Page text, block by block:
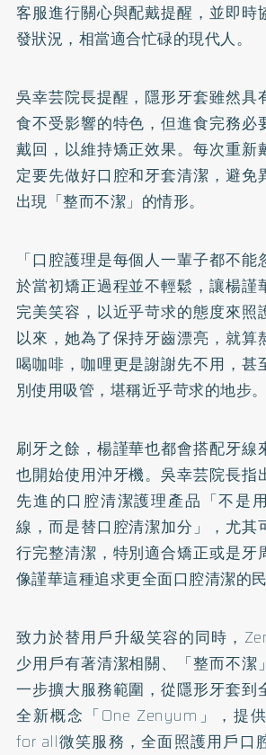
客服進行關心與配戴提醒，並即時
發狀況，相當適合忙碌的現代人。
吳幸芸院長提醒，隱形牙套雖然具
食不受影響的特色，但進食完務必
戴回，以維持矯正效果。每次重新
定要先做好口腔和牙套清潔，避免
出現「整而不潔」的情形。
「口腔護理是每個人一輩子都不
於當初矯正過程並不輕鬆，讓楊謹
完美笑容，以近乎苛求的態度來照
以來，她為了保持牙齒漂亮，就算
喝咖啡，咖哩更是謝謝先不用，甚
別使用吸管，堪稱近乎苛求的地步。
刷牙之餘，楊謹華也都會搭配牙線
也開始使用沖牙機。吳幸芸院長指
先進的口腔清潔護理產品「不是
線，而是替口腔清潔加分」，尤其
行完整清潔，特別適合矯正或是牙
像謹華這種追求更全面口腔清潔的民
致力於替用戶升級笑容的同時，
少用戶有著清潔相關、「整而不潔
一步擴大服務範圍，從隱形牙套到
全新概念「One Zenyum」，提
for all微笑服務，全面照護用戶口